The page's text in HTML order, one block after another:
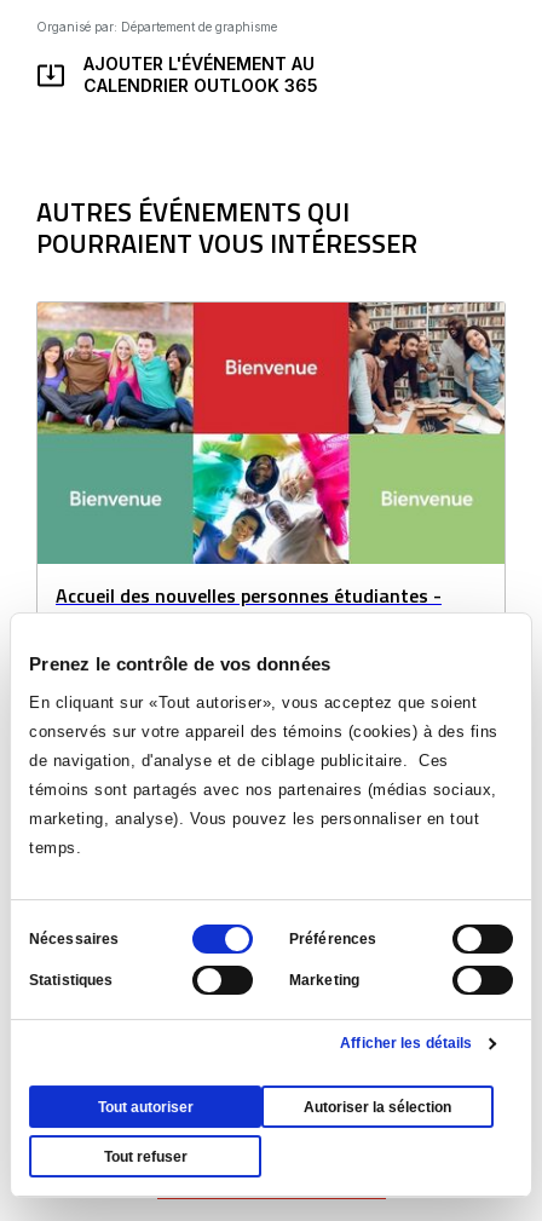
Prenez le contrôle de vos données
En cliquant sur «Tout autoriser», vous acceptez que soient
conservés sur votre appareil des témoins (cookies) à des fins
de navigation, d'analyse et de ciblage publicitaire. Ces
témoins sont partagés avec nos partenaires (médias sociaux,
marketing, analyse). Vous pouvez les personnaliser en tout
temps.
Sélection
consentement
Nécessaires Préférences
Statistiques Marketing
Afficher les détails
Tout autoriser Autoriser la sélection
Tout refuser
Organisé par: Département de graphisme
AJOUTER L'ÉVÉNEMENT AU
CALENDRIER OUTLOOK 365
CE
FENÊTRE
AUTRES ÉVÉNEMENTS QUI
POURRAIENT VOUS INTÉRESSER
Accueil des nouvelles personnes étudiantes -
Automne 2026
Rencontre d'information destinée aux parents